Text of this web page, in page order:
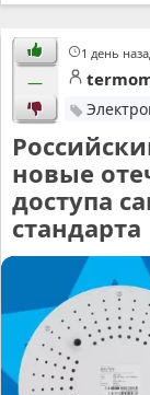
1 день
—
новые
доступа
стандарта